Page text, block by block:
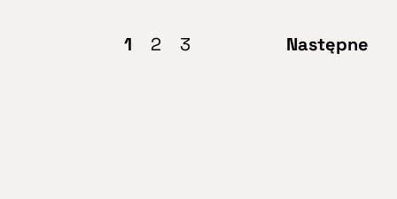
1 2 3 Następne